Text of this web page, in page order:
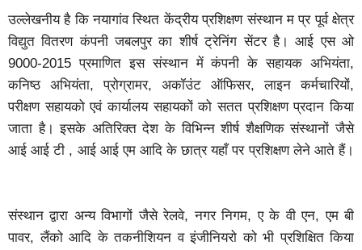
उल्लेखनीय है कि नयागांव स्थित केंद्रीय प्रशिक्षण संस्थान म प्र पूर्व क्षेत्र
विद्युत वितरण कंपनी जबलपुर का शीर्ष ट्रेनिंग सेंटर है। आई एस ओ
9000-2015 प्रमाणित इस संस्थान में कंपनी के सहायक अभियंता,
कनिष्ठ अभियंता, प्रोग्रामर, अकॉउंट ऑफिसर, लाइन कर्मचारियों,
परीक्षण सहायको एवं कार्यालय सहायकों को सतत प्रशिक्षण प्रदान किया
जाता है। इसके अतिरिक्त देश के विभिन्न शीर्ष शैक्षणिक संस्थानों जैसे
आई आई टी , आई आई एम आदि के छात्र यहाँ पर प्रशिक्षण लेने आते हैं।
संस्थान द्वारा अन्य विभागों जैसे रेलवे, नगर निगम, ए के वी एन, एम बी
पावर, लैंको आदि के तकनीशियन व इंजीनियरो को भी प्रशिक्षित किया